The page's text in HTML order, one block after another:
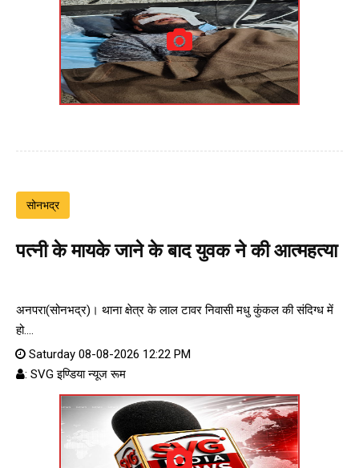
सोनभद्र
पत्नी के मायके जाने के बाद युवक ने की आत्महत्या
अनपरा(सोनभद्र)। थाना क्षेत्र के लाल टावर निवासी मधु कुंकल की संदिग्ध में
हो....
Saturday 08-08-2026 12:22 PM
: SVG इण्डिया न्यूज रूम